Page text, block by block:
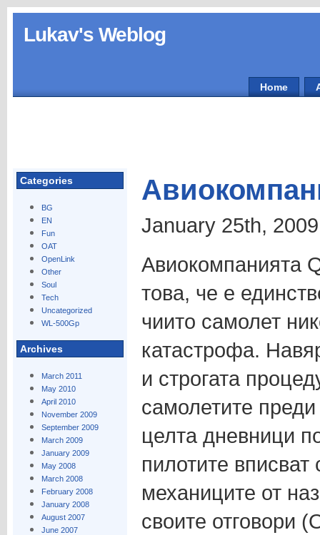
Lukav's Weblog
Home
Categories
BG
EN
Fun
OAT
OpenLink
Other
Soul
Tech
Uncategorized
WL-500Gp
Archives
March 2011
May 2010
April 2010
November 2009
September 2009
March 2009
January 2009
May 2008
March 2008
February 2008
January 2008
August 2007
June 2007
January 25th,
Авиокомпанията
това, че е
чиито самолет
катастрофа.
и строгата
самолетите
целта дневници
пилотите
механиците от
своите отговори